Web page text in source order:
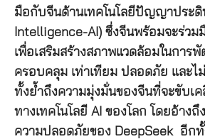
มือกับจีนด้านเทคโนโลยีปัญญาประ
Intelligence-AI) ซึ่งจีนพร้อมจะร่วม
เพื่อเสริมสร้างสภาพแวดล้อมในการ
ครอบคลุม เท่าเทียม ปลอดภัย และ
ทั้งย้ำถึงความมุ่งมั่นของจีนที่จะขับเ
ทางเทคโนโลยี AI ของโลก โดยอ้าง
ความปลอดภัยของ DeepSeek อีก